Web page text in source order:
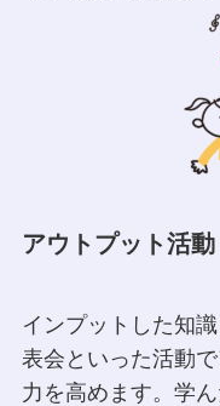
アウトプット活動
インプットした知
表会といった活動
力を高めます。学